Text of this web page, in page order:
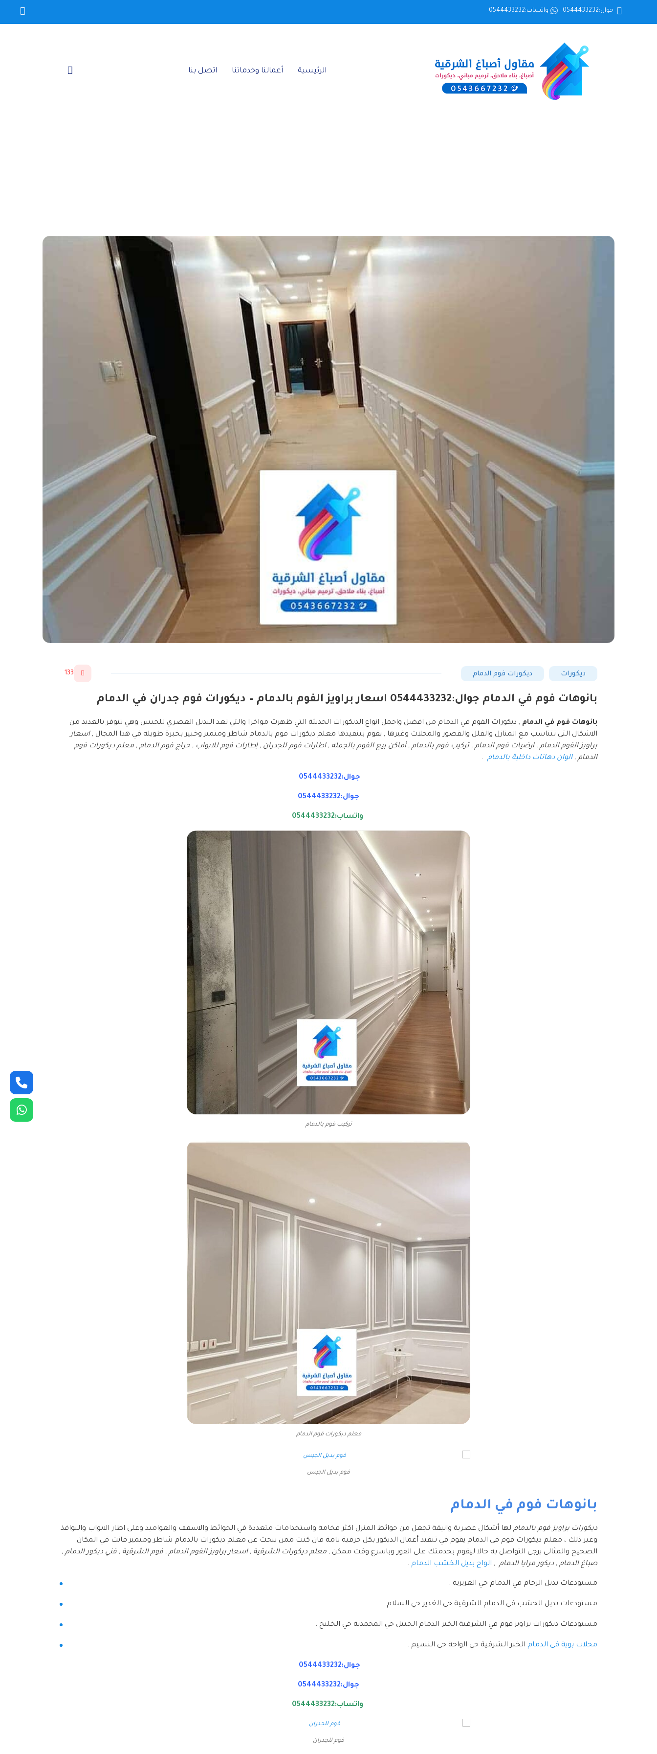
جوال:0544433232 واتساب:0544433232
الرئيسية‎ أعمالنا وخدماتنا‎ اتصل بنا‎
ديكورات ديكورات فوم الدمام 133
بانوهات فوم في الدمام جوال:0544433232 اسعار براويز الفوم بالدمام – ديكورات فوم جدران في الدمام
بانوهات فوم في الدمام , ديكورات الفوم في الدمام من افضل واجمل انواع الديكورات الحديثة التي ظهرت مواخرا والتي تعد البديل العصري للجبس وهي تتوفر بالعديد من
الاشكال التي تتناسب مع المنازل والفلل والقصور والمحلات وغيرها , يقوم بتنفيذها معلم ديكورات فوم بالدمام شاطر ومتميز وخبير بخبرة طويلة في هذا المجال ,اسعار
براويز الفوم الدمام , ارضيات فوم الدمام , تركيب فوم بالدمام , أماكن بيع الفوم بالجمله , اطارات فوم للجدران , إطارات فوم للابواب , حراج فوم الدمام , معلم ديكورات فوم
الدمام ,الوان دهانات داخلية بالدمام .
جوال:0544433232
جوال:0544433232
واتساب:0544433232
تركيب فوم بالدمام
معلم ديكورات فوم الدمام
فوم بديل الجبس
بانوهات فوم في الدمام
ديكورات براويز فوم بالدمام لها أشكال عصرية وانيقة تجعل من حوائط المنزل اكثر فخامة واستخدامات متعددة في الحوائط والاسقف والعواميد وعلى اطار الابواب والنوافذ
وغير ذلك ، معلم ديكورات فوم في الدمام يقوم في تنفيذ أعمال الديكور بكل حرفية تامة فان كنت ممن يبحث عن معلم ديكورات بالدمام شاطر ومتميز فانت في المكان
الصحيح والمثالي يرجى التواصل به حالا ليقوم بخدمتك على الفور وباسرع وقت ممكن , معلم ديكورات الشرقية , اسعار براويز الفوم الدمام , فوم الشرقية , فني ديكور الدمام ,
صباغ الدمام , ديكور مرايا الدمام , الواح بديل الخشب الدمام .
مستودعات بديل الرخام في الدمام حي العزيزية .
مستودعات بديل الخشب في الدمام الشرقية حي الغدير حي السلام .
مستودعات ديكورات براويز فوم في الشرقية الخبر الدمام الجبيل حي المحمدية حي الخليج .
محلات بوية في الدمام الخبر الشرقية حي الواحة حي النسيم .
جوال:0544433232
جوال:0544433232
واتساب:0544433232
فوم للجدران